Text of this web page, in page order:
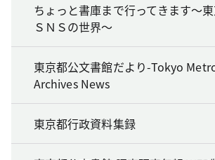
ちょっと書庫まで行ってきます～
ＳＮＳの世界～
東京都公文書館だより-Tokyo
Archives News
東京都行政資料集録